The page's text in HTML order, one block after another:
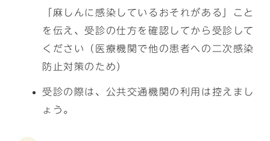
「麻しんに感染しているおそれがある」こと
を伝え、受診の仕方を確認してから受診して
ください（医療機関で他の患者への二次感染
防止対策のため）
受診の際は、公共交通機関の利用は控えまし
ょう。